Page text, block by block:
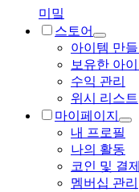
미밐
스토어
아이템 만들
보유한 아
수익 관리
위시 리스트
마이페이지
내 프로필
나의 활동
코인 및 결제
멤버십 관리